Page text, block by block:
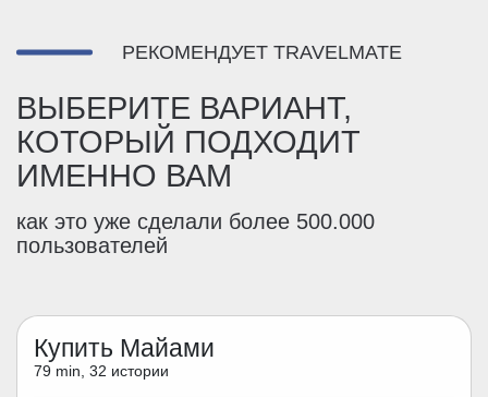
РЕКОМЕНДУЕТ TRAVELMATE
ВЫБЕРИТЕ ВАРИАНТ,
КОТОРЫЙ ПОДХОДИТ
ИМЕННО ВАМ
как это уже сделали более 500.000
пользователей
Купить Майами
79 min, 32 истории